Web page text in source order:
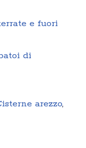
e fuori
di
arezzo,